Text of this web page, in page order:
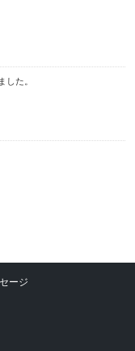
した。
ージ